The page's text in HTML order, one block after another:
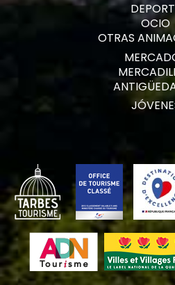
OCIO
OTRAS